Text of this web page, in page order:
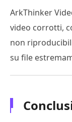
ArkThinker
video corrotti,
non
su file